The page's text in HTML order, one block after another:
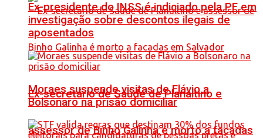
Ex-secretário de Saúde de Planaltino e
assessor de Binho Galinha é morto a facadas
Ex-presidente do INSS é indiciado pela PF em
investigação sobre descontos ilegais de
aposentados
Moraes suspende visitas de Flávio a
Bolsonaro na prisão domiciliar